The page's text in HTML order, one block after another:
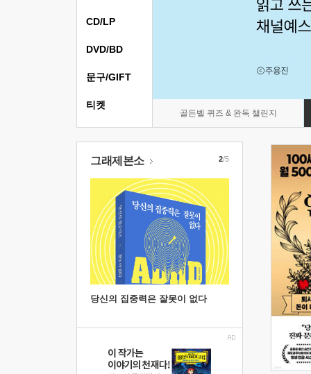
골든벨 퀴즈 & 완독 챌린지
CD/LP
DVD/BD
문구/GIFT
티켓
그래제본소
당신의 집중력은 잘못이 없다
2/5